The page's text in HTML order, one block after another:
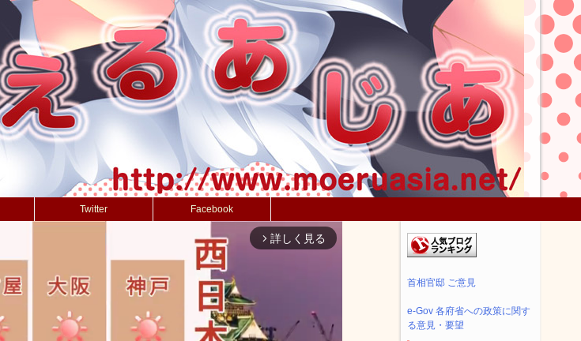
Twitter Facebook
arrow_forward_ios 詳しく見る
首相官邸 ご意見
e-Gov 各府省への政策に関す
る意見・要望